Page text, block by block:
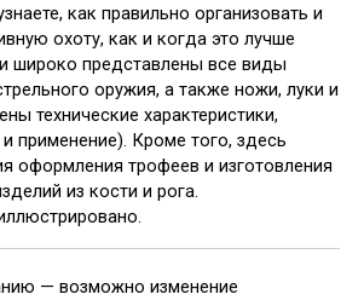
как правильно организовать и
охоту, как и когда это лучше
широко представлены все виды
оружия, а также ножи, луки и
технические характеристики,
применение). Кроме того, здесь
оформления трофеев и изготовления
из кости и рога.
— возможно изменение